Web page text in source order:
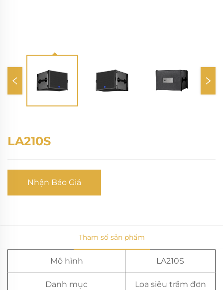
LA210S
Nhận Báo Giá
Tham số sản phẩm
Mô hình LA210S
Danh mục
Loa siêu trầm đơn